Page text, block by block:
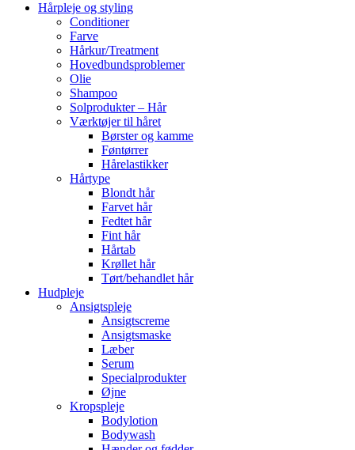
Hårpleje og styling
Conditioner
Farve
Hårkur/Treatment
Hovedbundsproblemer
Olie
Shampoo
Solprodukter – Hår
Værktøjer til håret
Børster og kamme
Føntørrer
Hårelastikker
Hårtype
Blondt hår
Farvet hår
Fedtet hår
Fint hår
Hårtab
Krøllet hår
Tørt/behandlet hår
Hudpleje
Ansigtspleje
Ansigtscreme
Ansigtsmaske
Læber
Serum
Specialprodukter
Øjne
Kropspleje
Bodylotion
Bodywash